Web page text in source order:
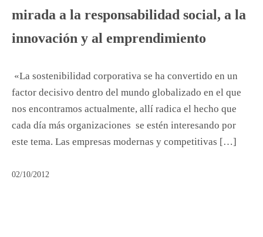
mirada a la responsabilidad social, a la
innovación y al emprendimiento
«La sostenibilidad corporativa se ha convertido en un
factor decisivo dentro del mundo globalizado en el que
nos encontramos actualmente, allí radica el hecho que
cada día más organizaciones se estén interesando por
este tema. Las empresas modernas y competitivas […]
02/10/2012